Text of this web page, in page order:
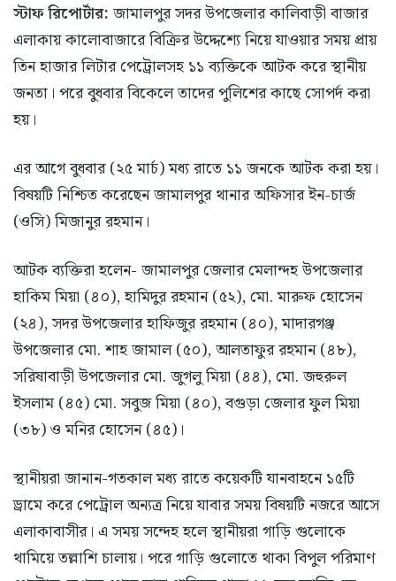
স্টাফ রিপোর্টার: জামালপুর সদর উপজেলার কালিবাড়ী বাজার
এলাকায় কালোবাজারে বিক্রির উদ্দেশ্যে নিয়ে যাওয়ার সময় প্রায়
তিন হাজার লিটার পেট্রোলসহ ১১ ব্যক্তিকে আটক করে স্থানীয়
জনতা। পরে বুধবার বিকেলে তাদের পুলিশের কাছে সোপর্দ করা
হয়।
এর আগে বুধবার (২৫ মার্চ) মধ্য রাতে ১১ জনকে আটক করা হয়।
বিষয়টি নিশ্চিত করেছেন জামালপুর থানার অফিসার ইন-চার্জ
(ওসি) মিজানুর রহমান।
আটক ব্যক্তিরা হলেন- জামালপুর জেলার মেলান্দহ উপজেলার
হাকিম মিয়া (৪০), হামিদুর রহমান (৫২), মো. মারুফ হোসেন
(২৪), সদর উপজেলার হাফিজুর রহমান (৪০), মাদারগঞ্জ
উপজেলার মো. শাহ জামাল (৫০), আলতাফুর রহমান (৪৮),
সরিষাবাড়ী উপজেলার মো. জুগলু মিয়া (৪৪), মো. জহুরুল
ইসলাম (৪৫) মো. সবুজ মিয়া (৪০), বগুড়া জেলার ফুল মিয়া
(৩৮) ও মনির হোসেন (৪৫)।
স্থানীয়রা জানান-গতকাল মধ্য রাতে কয়েকটি যানবাহনে ১৫টি
ড্রামে করে পেট্রোল অন্যত্র নিয়ে যাবার সময় বিষয়টি নজরে আসে
এলাকাবাসীর। এ সময় সন্দেহ হলে স্থানীয়রা গাড়ি গুলোকে
থামিয়ে তল্লাশি চালায়। পরে গাড়ি গুলোতে থাকা বিপুল পরিমাণ